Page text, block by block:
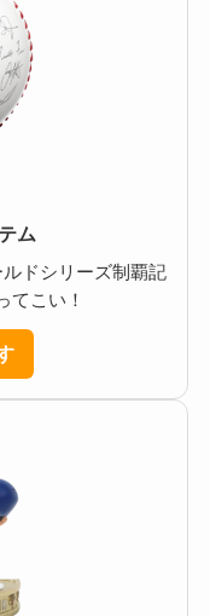
ム
ドシリーズ制覇記
てこい！